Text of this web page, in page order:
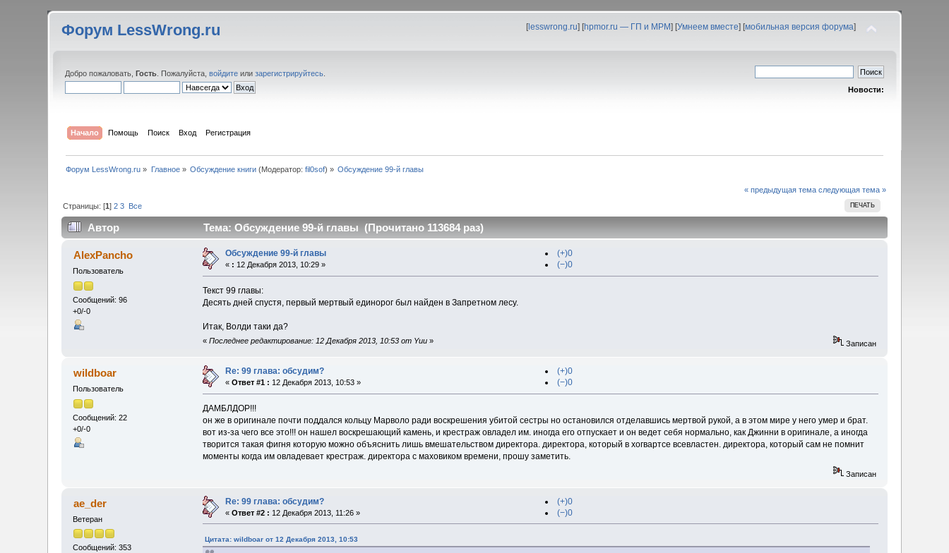
Форум LessWrong.ru [lesswrong.ru] [hpmor.ru — ГП и МРМ] [Умнеем вместе] [мобильная версия форума]
Добро пожаловать,Гость . Пожалуйста,войдите илизарегистрируйтесь
Новости:
Начало Помощь Поиск Вход Регистрация
Форум LessWrong.ru » Главное» Обсуждение книги (Модератор:fil0sof) » Обсуждение 99-й главы
« предыдущая тема следующая тема »
ПЕЧАТЬ
Страницы: [1]2 3 Все
Автор Тема: Обсуждение 99-й главы (Прочитано 113684 раз)
AlexPancho
Пользователь
Сообщений: 96
+0/-0
Обсуждение 99-й главы
« : 12 Декабря 2013, 10:29 »
(+)0
(−)0
Текст 99 главы:
Десять дней спустя, первый мертвый единорог был найден в Запретном лесу.
Итак, Волди таки да?
« Последнее редактирование: 12 Декабря 2013, 10:53 от Yuu» Записан
wildboar
Пользователь
Сообщений: 22
+0/-0
Re: 99 глава: обсудим?
«Ответ #1 : 12 Декабря 2013, 10:53 »
(+)0
(−)0
ДАМБЛДОР!!!
он же в оригинале почти поддался кольцу Марволо ради воскрешения убитой сестры но остановился отделавшись мертвой рукой, а в этом мире у него умер и брат.
вот из-за чего все это!!! он нашел воскрешающий камень, и крестраж овладел им. иногда его отпускает и он ведет себя нормально, как Джинни в оригинале, а иногда
творится такая фигня которую можно объяснить лишь вмешательством директора. директора, который в хогвартсе всевластен. директора, который сам не помнит
моменты когда им овладевает крестраж. директора с маховиком времени, прошу заметить.
Записан
ae_der
Ветеран
Сообщений: 353
Re: 99 глава: обсудим?
«Ответ #2 : 12 Декабря 2013, 11:26 »
(+)0
(−)0
Цитата: wildboar от 12 Декабря 2013, 10:53